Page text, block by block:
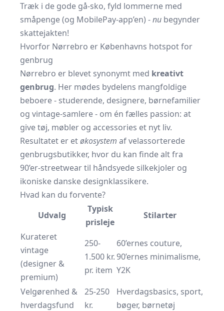
Træk i de gode gå-sko, fyld lommerne med
småpenge (og MobilePay-app’en) -nu begynder
skattejakten!
Hvorfor Nørrebro er Københavns hotspot for
genbrug
Nørrebro er blevet synonymt med kreativt
genbrug. Her mødes bydelens mangfoldige
beboere - studerende, designere, børnefamilier
og vintage-samlere - om én fælles passion: at
give tøj, møbler og accessories et nyt liv.
Resultatet er etøkosystem af velassorterede
genbrugsbutikker, hvor du kan finde alt fra
90’er-streetwear til håndsyede silkekjoler og
ikoniske danske designklassikere.
Hvad kan du forvente?
Udvalg
Typisk
prisleje
Stilarter
Kurateret
vintage
(designer &
premium)
250-
1.500 kr.
pr. item
60’ernes couture,
90’ernes minimalisme,
Y2K
Velgørenhed &
hverdagsfund
25-250
kr.
Hverdagsbasics, sport,
bøger, børnetøj